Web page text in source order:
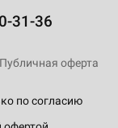
31-36
по согласию
Публичная оферта